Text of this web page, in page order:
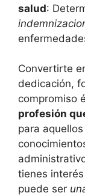
salud:
Convertirte
dedicación,
compromiso
profesión
para
tienes
puede ser